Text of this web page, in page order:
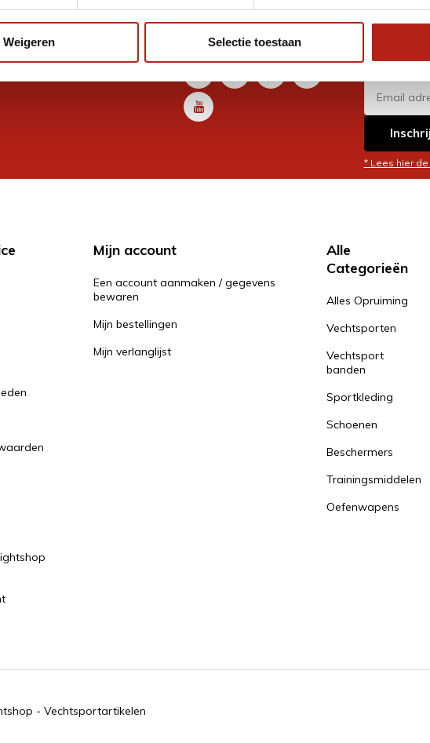
Weigeren Selectie toestaan
je vraag?
en we helpen je graag
Volg ons
* Lees hier
Mijn account
Een account aanmaken / gegevens
bewaren
Mijn bestellingen
Mijn verlanglijst
Alle
Categorieën
Alles Opruiming
Vechtsporten
Vechtsport
banden
Sportkleding
Schoenen
Beschermers
Trainingsmiddelen
Oefenwapens
- Vechtsportartikelen